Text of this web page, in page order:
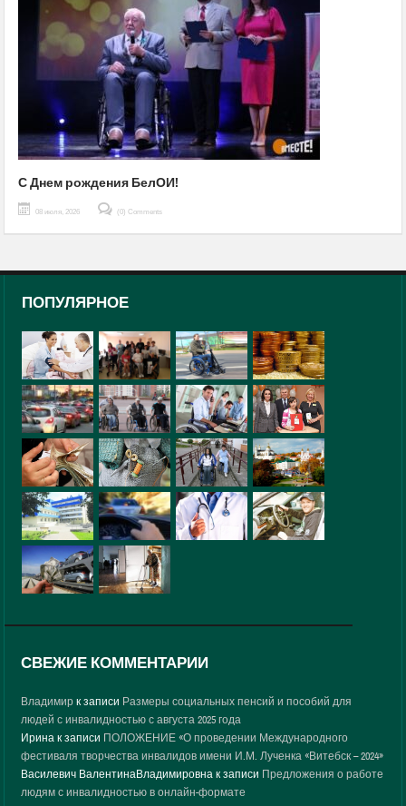
С Днем рождения БелОИ!
08 июля, 2026 (0) Comments
ПОПУЛЯРНОЕ
СВЕЖИЕ КОММЕНТАРИИ
Владимир к записи Размеры социальных пенсий и пособий для
людей с инвалидностью с августа 2025 года
Ирина к записи ПОЛОЖЕНИЕ «О проведении Международного
фестиваля творчества инвалидов имени И.М. Лученка «Витебск – 2024»
Василевич ВалентинаВладимировна к записи Предложения о работе
людям с инвалидностью в онлайн-формате